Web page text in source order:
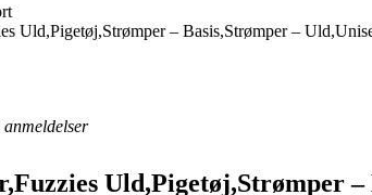
Uld,Pigetøj,Strømper – Basis,Strømper –
anmeldelser
Uld,Pigetøj,Strømper